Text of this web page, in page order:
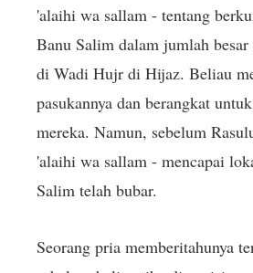
'alaihi wa sallam - tentang
Banu Salim dalam jumlah
di Wadi Hujr di Hijaz. Beliau
pasukannya dan berangkat
mereka. Namun, sebelum
'alaihi wa sallam - mencapai
Salim telah bubar.
Seorang pria memberitahunya